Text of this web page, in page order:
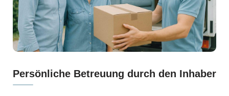
Persönliche Betreuung durch den Inhaber